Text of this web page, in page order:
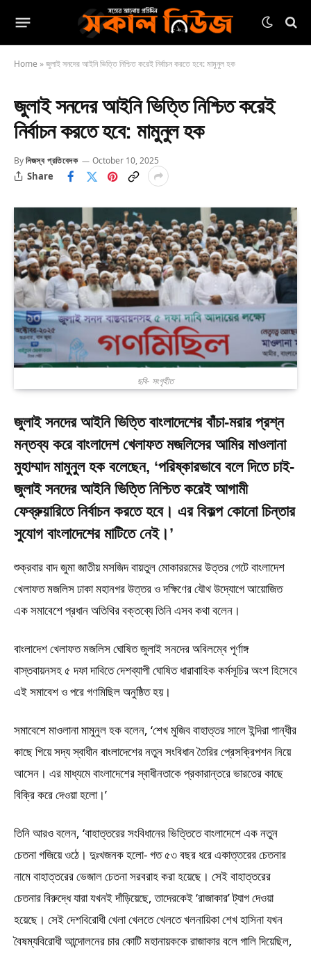
Home »জুলাই সনদের আইনি ভিত্তি নিশ্চিত করেই নির্বাচন করতে হবে: মামুনুল হক
জুলাই সনদের আইনি ভিত্তি নিশ্চিত করেই
নির্বাচন করতে হবে: মামুনুল হক
Byনিজস্ব প্রতিবেদক October 10, 2025
Share
ছবি- সংগৃহীত
জুলাই সনদের আইনি ভিত্তি বাংলাদেশের বাঁচা-মরার প্রশ্ন
মন্তব্য করে বাংলাদেশ খেলাফত মজলিসের আমির মাওলানা
মুহাম্মাদ মামুনুল হক বলেছেন, ‘পরিষ্কারভাবে বলে দিতে চাই-
জুলাই সনদের আইনি ভিত্তি নিশ্চিত করেই আগামী
ফেব্রুয়ারিতে নির্বাচন করতে হবে। এর বিকল্প কোনো চিন্তার
সুযোগ বাংলাদেশের মাটিতে নেই।’
শুক্রবার বাদ জুমা জাতীয় মসজিদ বায়তুল মোকাররমের উত্তর গেটে বাংলাদেশ
খেলাফত মজলিস ঢাকা মহানগর উত্তর ও দক্ষিণের যৌথ উদ্যোগে আয়োজিত
এক সমাবেশে প্রধান অতিথির বক্তব্যে তিনি এসব কথা বলেন।
বাংলাদেশ খেলাফত মজলিস ঘোষিত জুলাই সনদের অবিলম্বে পূর্ণাঙ্গ
বাস্তবায়নসহ ৫ দফা দাবিতে দেশব্যাপী ঘোষিত ধারাবাহিক কর্মসূচির অংশ হিসেবে
এই সমাবেশ ও পরে গণমিছিল অনুষ্ঠিত হয়।
সমাবেশে মাওলানা মামুনুল হক বলেন, ‘শেখ মুজিব বাহাত্তর সালে ইন্দিরা গান্ধীর
কাছে গিয়ে সদ্য স্বাধীন বাংলাদেশের নতুন সংবিধান তৈরির প্রেসক্রিপশন নিয়ে
আসেন। এর মাধ্যমে বাংলাদেশের স্বাধীনতাকে প্রকারান্তরে ভারতের কাছে
বিক্রি করে দেওয়া হলো।’
তিনি আরও বলেন, ‘বাহাত্তরের সংবিধানের ভিত্তিতে বাংলাদেশে এক নতুন
চেতনা গজিয়ে ওঠে। দুঃখজনক হলো- গত ৫৩ বছর ধরে একাত্তরের চেতনার
নামে বাহাত্তরের ভেজাল চেতনা সরবরাহ করা হয়েছে। সেই বাহাত্তরের
চেতনার বিরুদ্ধে যারা যখনই দাঁড়িয়েছে, তাদেরকেই ‘রাজাকার’ ট্যাগ দেওয়া
হয়েছে। সেই দেশবিরোধী খেলা খেলতে খেলতে খলনায়িকা শেখ হাসিনা যখন
বৈষম্যবিরোধী আন্দোলনের চার কোটি মহানায়ককে রাজাকার বলে গালি দিয়েছিল,